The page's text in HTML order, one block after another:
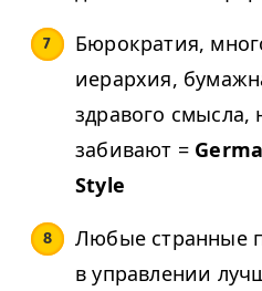
Бюрократия,
иерархия,
здравого смысла,
забивают =
Style
Любые странные
в управлении